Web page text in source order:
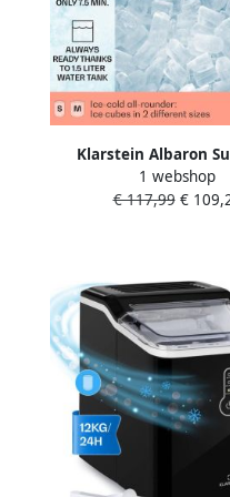
Klarstein Albaron
ijsblokjesmaker 12
zelfreinigend bevat
ijsblokjesmachine Ice
1 webshop
€ 117,99€